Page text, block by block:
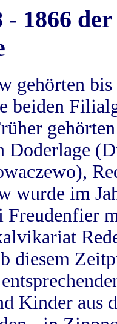
- 1866
gehörten
beiden
Doderlage
wurde im
Freudenfier
diesem
Kinder aus